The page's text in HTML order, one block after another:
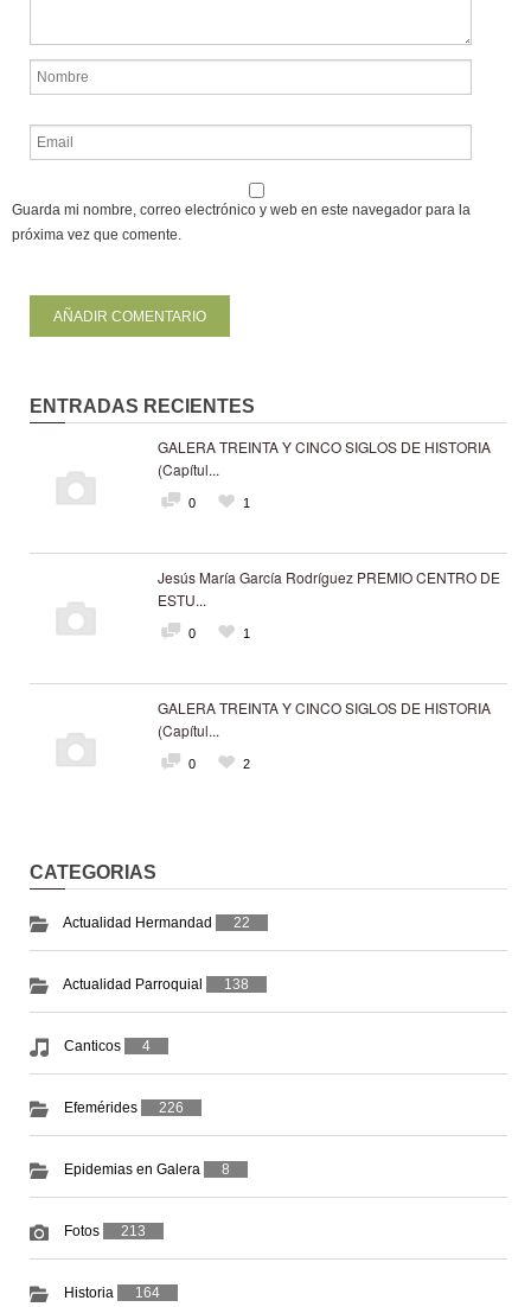
Guarda mi nombre, correo electrónico y web en este navegador para la
próxima vez que comente.
ENTRADAS RECIENTES
GALERA TREINTA Y CINCO SIGLOS DE HISTORIA
(Capítul...
0 1
Jesús María García Rodríguez PREMIO CENTRO DE
ESTU...
0 1
GALERA TREINTA Y CINCO SIGLOS DE HISTORIA
(Capítul...
0 2
CATEGORIAS
Actualidad Hermandad 22
Actualidad Parroquial 138
Canticos 4
Efemérides 226
Epidemias en Galera 8
Fotos 213
Historia 164